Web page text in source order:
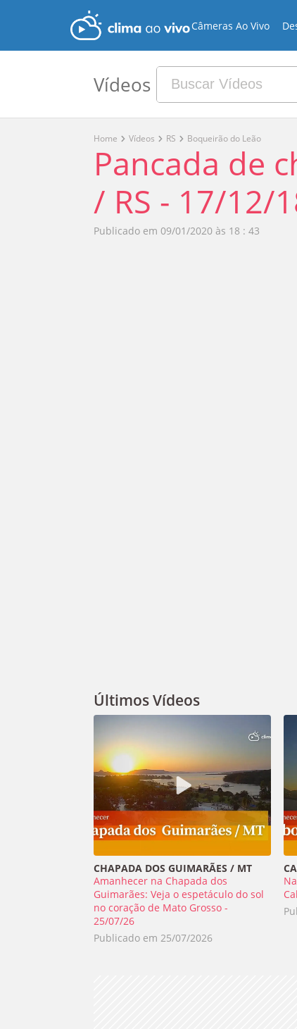
Câmeras Ao Vivo
Vídeos
Home Vídeos RS Boqueirão do Leão
Pancada de
/ RS - 17/12/
Publicado em 09/01/2020 às 18 : 43
Últimos Vídeos
CHAPADA DOS GUIMARÃES / MT
Amanhecer na Chapada dos
Guimarães: Veja o espetáculo do sol
no coração de Mato Grosso -
25/07/26
Publicado em 25/07/2026